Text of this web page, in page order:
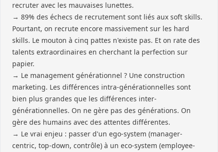
recruter avec les mauvaises lunettes.
→ 89% des échecs de recrutement sont liés aux soft skills.
Pourtant, on recrute encore massivement sur les hard
skills. Le mouton à cinq pattes n'existe pas. Et on rate des
talents extraordinaires en cherchant la perfection sur
papier.
→ Le management générationnel ? Une construction
marketing. Les différences intra-générationnelles sont
bien plus grandes que les différences inter-
générationnelles. On ne gère pas des générations. On
gère des humains avec des attentes différentes.
→ Le vrai enjeu : passer d'un ego-system (manager-
centric, top-down, contrôle) à un eco-system (employee-